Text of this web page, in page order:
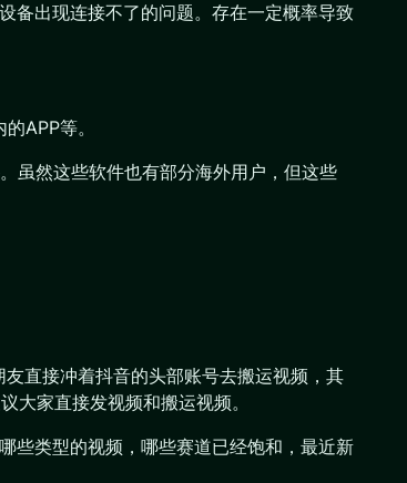
备出现连接不了的问题。存在一定概率导致
APP等。
虽然这些软件也有部分海外用户，但这些
直接冲着抖音的头部账号去搬运视频，其
大家直接发视频和搬运视频。
些类型的视频，哪些赛道已经饱和，最近新